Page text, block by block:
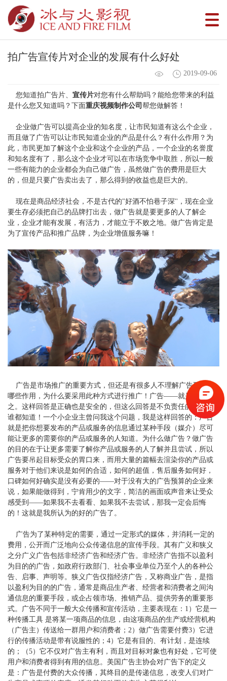
拍广告宣传片对企业的发展有什么好处
2019-09-06
您知道拍广告片、 宣传片对您有什么帮助吗？能给您带来的利益
是什么您又知道吗？下面重庆视频制作公司 帮您做解答！
企业做广告可以提高企业的知名度，让市民知道有这么个企业，
而且做了广告可以让市民知道企业的产品是什么？有什么作用？为
此，市民更加了解这个企业和这个企业的产品，一个企业的名誉度
和知名度有了，那么这个企业才可以在市场竞争中取胜，所以一般
一些有能力的企业都会为自己做广告，虽然做广告的费用是巨大
的，但是只要广告卖出去了，那么得到的收益也是巨大的。
现在是商品经济社会，不是古代的"好酒不怕巷子深''，现在企业
要生存必须把自己的品牌打出去，做广告就是要更多的人了解企
业，企业才能有发展，有活力，才能立于不败之地。做广告肯定是
为了宣传产品和推广品牌，为企业增值服务嘛！
广告是市场推广的重要方式，但还是有很多人不理解广告到底有
哪些作用，为什么要采用此种方式进行推广！广告——就是广而告
之。这样回答是正确也是安全的，但这么回答是不负责任的，因为
谁都知道！一个小企业主曾问我这个问题，我是这样回答的：广告
就是把你想要发布的产品或服务的信息通过某种手段（媒介）尽可
能让更多的需要你的产品或服务的人知道。为什么做广告？做广告
的目的在于让更多需要了解你产品或服务的人了解并且尝试，所以
广告要吊起目标受众的胃口来，而用大量的篇幅去渲染你的产品或
服务对于他们来说是如何的合适，如何的超值，售后服务如何好，
口碑如何好确实是没有必要的——对于没有大的广告预算的企业来
说，如果能做得到，宁肯用少的文字，简洁的画面或声音来让受众
感受到——如果我不去看看、如果我不去尝试，那我一定会后悔
的！这就是我所认为的好的广告了。
广告为了某种特定的需要，通过一定形式的媒体，并消耗一定的
费用，公开而广泛地向公众传递信息的宣传手段。其有广义和狭义
之分广义广告包括非经济广告和经济广告。非经济广告指不以盈利
为目的的广告，如政府行政部门、社会事业单位乃至个人的各种公
告、启事、声明等。狭义广告仅指经济广告，又称商业广告，是指
以盈利为目的的广告，通常是商品生产者、经营者和消费者之间沟
通信息的重要手段，或企占领市场、推销产品、提供劳务的重要形
式。广告不同于一般大众传播和宣传活动，主要表现在：1）它是一
种传播工具 是将某一项商品的信息，由这项商品的生产或经营机构
（广告主）传送给一群用户和消费者；2）做广告需要付费3）它进
行的传播活动是带有说服性的；4）它是有目的、有计划，是连续
的；（5）它不仅对广告主有利，而且对目标对象也有好处，它可使
用户和消费者得到有用的信息。美国广告主协会对广告下的定义
是：广告是付费的大众传播，其终目的是传递信息，改变人们对广